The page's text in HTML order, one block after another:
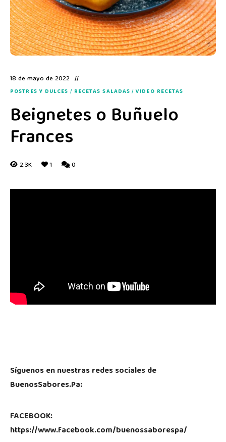
18 de mayo de 2022
POSTRES Y DULCES / RECETAS SALADAS / VIDEO RECETAS
Beignetes o Buñuelo
Frances
2.3K 1 0
Síguenos en nuestras redes sociales de
BuenosSabores.Pa:
FACEBOOK:
https://www.facebook.com/buenossaborespa/